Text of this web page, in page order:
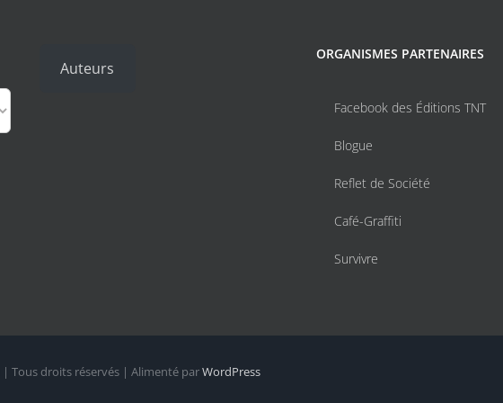
Auteurs
ORGANISMES PARTENAIRES
Facebook des Éditions TNT
Blogue
Reflet de Société
Café-Graffiti
Survivre
| Tous droits réservés | Alimenté parWordPress